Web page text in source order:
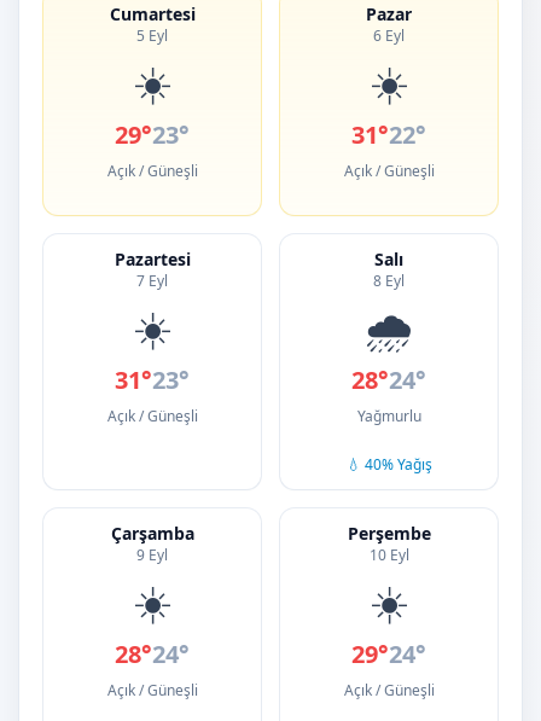
Cumartesi
5 Eyl
☀️
29°23°
Açık / Güneşli
Pazar
6 Eyl
☀️
31°22°
Açık / Güneşli
Pazartesi
7 Eyl
☀️
31°23°
Açık / Güneşli
Salı
8 Eyl
🌧️
28°24°
Yağmurlu
💧 40% Yağış
Çarşamba
9 Eyl
☀️
28°24°
Açık / Güneşli
Perşembe
10 Eyl
☀️
29°24°
Açık / Güneşli